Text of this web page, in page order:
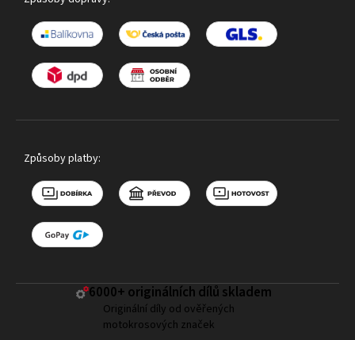
Způsoby platby:
6000+ ​originálních dílů skladem
Originální díly od ověřených
motokrosových značek